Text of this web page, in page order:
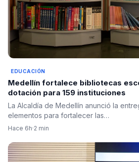
EDUCACIÓN
Medellín fortalece bibliotecas
dotación para 159 instituciones
La Alcaldía de Medellín anunció la
elementos para fortalecer las…
Hace 6h·2 min